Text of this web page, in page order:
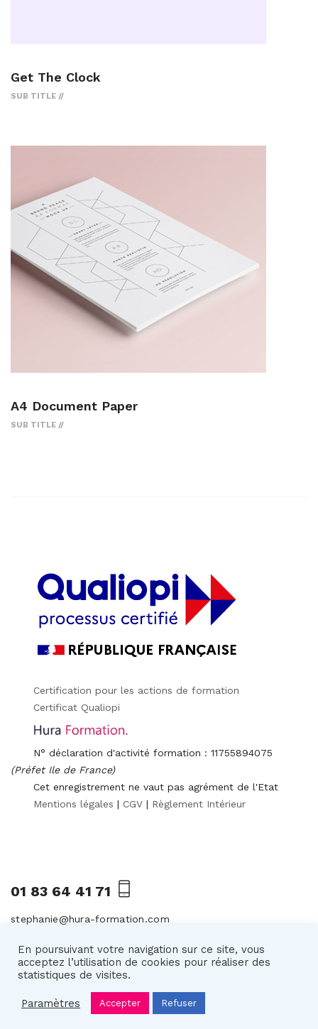
Get The Clock
SUB TITLE
A4 Document Paper
SUB TITLE
Certification pour les actions de formation
Certificat Qualiopi
N° déclaration d'activité formation : 11755894075
(Préfet Ile de France)
Cet enregistrement ne vaut pas agrément de l'Etat
Mentions légales | CGV | Règlement Intérieur
01 83 64 41 71
stephanie@hura-formation.com
En poursuivant votre navigation sur ce site, vous
acceptez l’utilisation de cookies pour réaliser des
statistiques de visites.
Paramètres Accepter Refuser